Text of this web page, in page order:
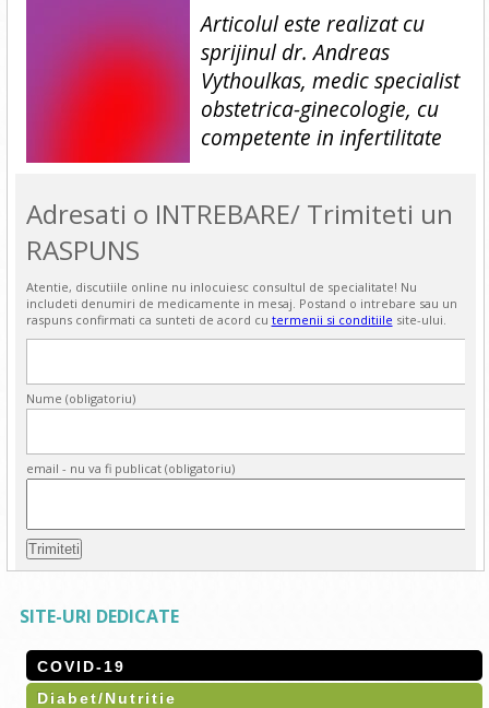
Articolul este realizat cu
sprijinul dr. Andreas
Vythoulkas, medic specialist
obstetrica-ginecologie, cu
competente in infertilitate
Adresati o INTREBARE/ Trimiteti un
RASPUNS
Atentie, discutiile online nu inlocuiesc consultul de specialitate! Nu
includeti denumiri de medicamente in mesaj. Postand o intrebare sau un
raspuns confirmati ca sunteti de acord cu termenii si conditiile site-ului.
Nume (obligatoriu)
email - nu va fi publicat (obligatoriu)
SITE-URI DEDICATE
COVID-19
Diabet/Nutritie